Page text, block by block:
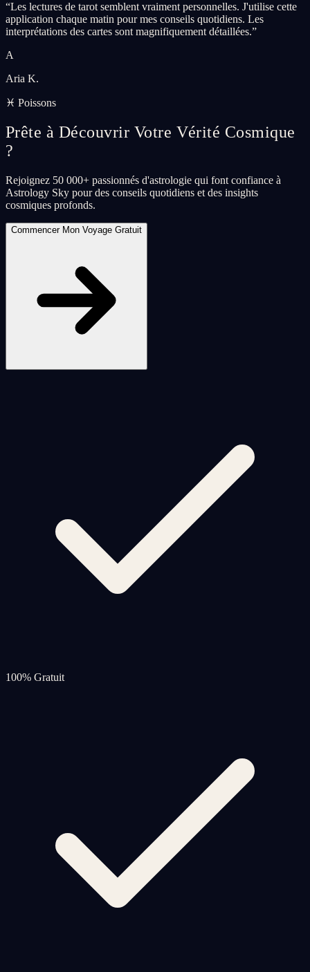
“Les lectures de tarot semblent vraiment personnelles. J'utilise cette
application chaque matin pour mes conseils quotidiens. Les
interprétations des cartes sont magnifiquement détaillées.”
A
Aria K.
♓ Poissons
Prête à Découvrir Votre Vérité Cosmique
?
Rejoignez 50 000+ passionnés d'astrologie qui font confiance à
Astrology Sky pour des conseils quotidiens et des insights
cosmiques profonds.
Commencer Mon Voyage Gratuit
100% Gratuit